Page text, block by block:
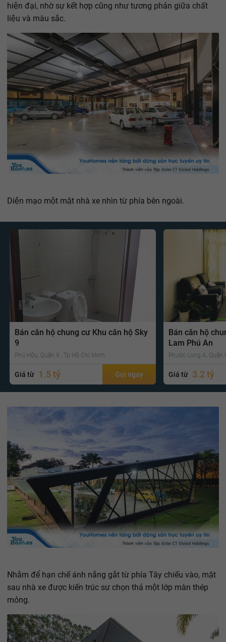
hiện đại, nhờ sự kết hợp cũng như tương phản giữa chất
liệu và màu sắc.
Diện mạo một mặt nhà xe nhìn từ phía bên ngoài.
Bán căn hộ chung cư Khu căn hộ Sky
9
Phú Hữu, Quận 9 , Tp Hồ Chí Minh
Giá từ 1.5 tỷ Gọi ngay
Bán căn hộ
Lam Phú An
Phước Long A, Quận
Giá từ 3.2 tỷ
Nhằm để hạn chế ánh nắng gắt từ phía Tây chiếu vào, mặt
sau nhà xe được kiến trúc sư chọn thả một lớp màn thép
mỏng.